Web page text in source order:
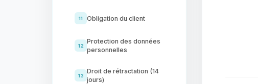
11 Obligation du client
12
Protection des données
personnelles
13
Droit de rétractation (14
jours)